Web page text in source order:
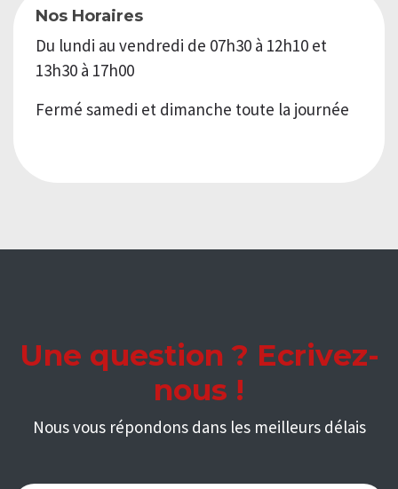
Nos Horaires
Du lundi au vendredi de 07h30 à 12h10 et
13h30 à 17h00
Fermé samedi et dimanche toute la journée
Une question ? Ecrivez-
nous !
Nous vous répondons dans les meilleurs délais